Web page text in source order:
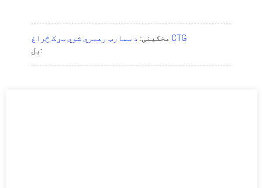
مخکینی: د سمارټ رهبري شوي سړک څراغ CTG
بل: